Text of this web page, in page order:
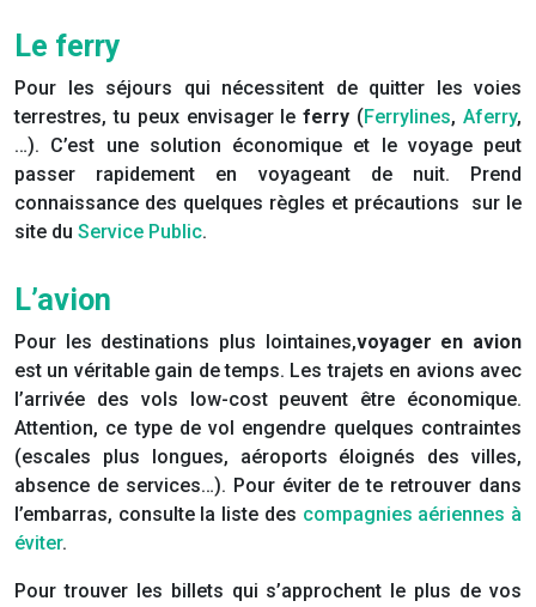
Le ferry
Pour les séjours qui nécessitent de quitter les voies
terrestres, tu peux envisager leferry (Ferrylines,Aferry,
…). C’est une solution économique et le voyage peut
passer rapidement en voyageant de nuit. Prend
connaissance des quelques règles et précautions sur le
site du Service Public.
L’avion
Pour les destinations plus lointaines,voyager en avion
est un véritable gain de temps. Les trajets en avions avec
l’arrivée des vols low-cost peuvent être économique.
Attention, ce type de vol engendre quelques contraintes
(escales plus longues, aéroports éloignés des villes,
absence de services…). Pour éviter de te retrouver dans
l’embarras, consulte la liste des compagnies aériennes à
éviter.
Pour trouver les billets qui s’approchent le plus de vos